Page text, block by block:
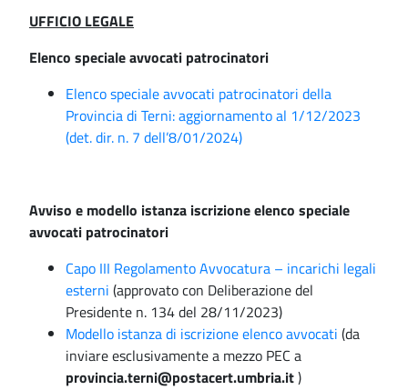
UFFICIO LEGALE
Elenco speciale avvocati patrocinatori
Elenco speciale avvocati patrocinatori della
Provincia di Terni: aggiornamento al 1/12/2023
(det. dir. n. 7 dell’8/01/2024)
Avviso e modello istanza iscrizione elenco speciale
avvocati patrocinatori
Capo III Regolamento Avvocatura – incarichi legali
esterni (approvato con Deliberazione del
Presidente n. 134 del 28/11/2023)
Modello istanza di iscrizione elenco avvocati (da
inviare esclusivamente a mezzo PEC a
provincia.terni@postacert.umbria.it)